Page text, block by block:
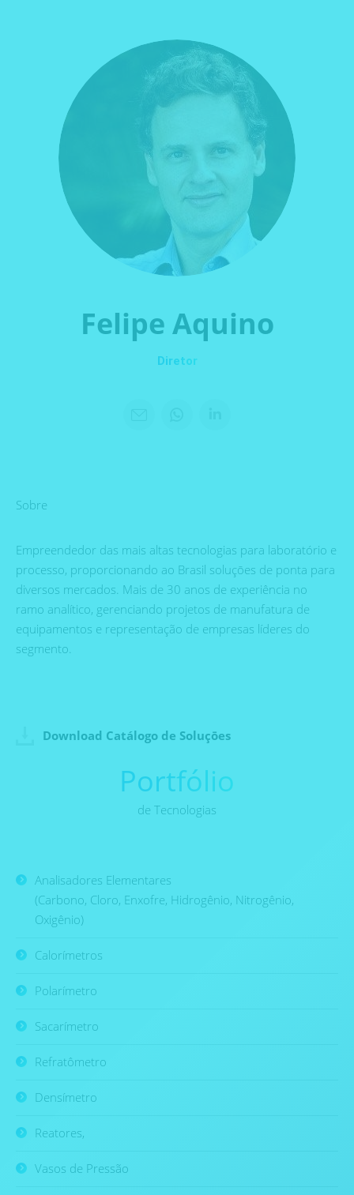
Felipe Aquino
Diretor
Sobre
Empreendedor das mais altas tecnologias para laboratório e
processo, proporcionando ao Brasil soluçōes de ponta para
diversos mercados. Mais de 30 anos de experiência no
ramo analítico, gerenciando projetos de manufatura de
equipamentos e representação de empresas líderes do
segmento.
Download Catálogo de Soluçōes
Portfólio
de Tecnologias
Analisadores Elementares
(Carbono, Cloro, Enxofre, Hidrogênio, Nitrogênio,
Oxigênio)
Calorímetros
Polarímetro
Sacarímetro
Refratômetro
Densímetro
Reatores,
Vasos de Pressão